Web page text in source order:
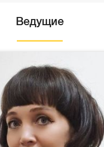
Ведущие